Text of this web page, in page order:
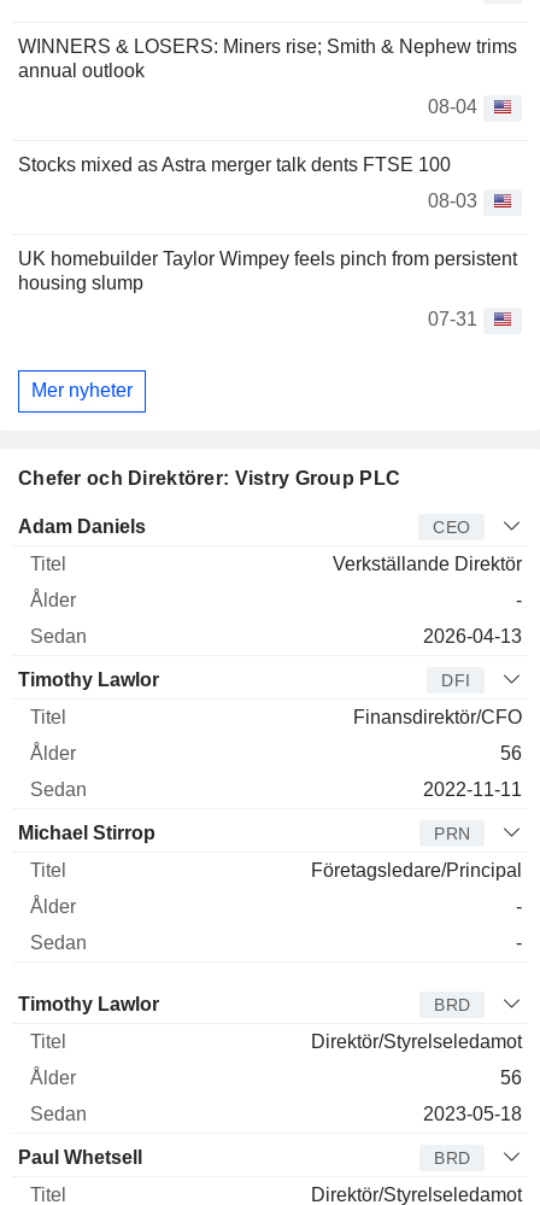
WINNERS & LOSERS: Miners rise; Smith & Nephew trims
annual outlook
08-04
Stocks mixed as Astra merger talk dents FTSE 100
08-03
UK homebuilder Taylor Wimpey feels pinch from persistent
housing slump
07-31
Mer nyheter
Chefer och Direktörer: Vistry Group PLC
Verkställande
Adam Daniels CEO
Verkställande Direktör
-
2026-04-13
Timothy Lawlor DFI
Finansdirektör/CFO
56
2022-11-11
Michael Stirrop PRN
Företagsledare/Principal
-
-
Styrelseledamot
Timothy Lawlor BRD
Direktör/Styrelseledamot
56
2023-05-18
Paul Whetsell BRD
Direktör/Styrelseledamot